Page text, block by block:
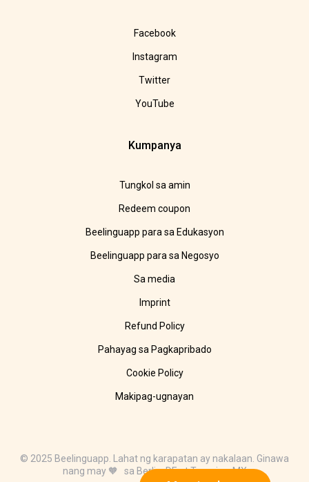
Facebook
Instagram
Twitter
YouTube
Kumpanya
Tungkol sa amin
Redeem coupon
Beelinguapp para sa Edukasyon
Beelinguapp para sa Negosyo
Sa media
Imprint
Refund Policy
Pahayag sa Pagkapribado
Cookie Policy
Makipag-ugnayan
© 2025 Beelinguapp. Lahat ng karapatan ay nakalaan. Ginawa
nang may 🧡 sa Berlin, DE at Tampico, MX